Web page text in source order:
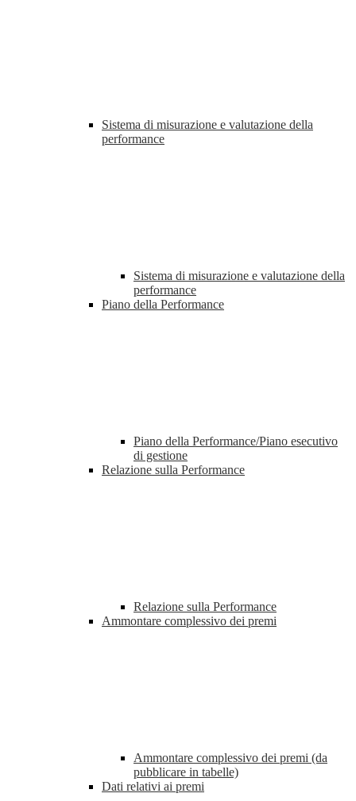
Sistema di misurazione e valutazione della
performance
Sistema di misurazione e valutazione della
performance
Piano della Performance
Piano della Performance/Piano esecutivo
di gestione
Relazione sulla Performance
Relazione sulla Performance
Ammontare complessivo dei premi
Ammontare complessivo dei premi (da
pubblicare in tabelle)
Dati relativi ai premi